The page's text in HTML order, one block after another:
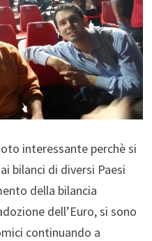
interessante perchè si
bilanci di diversi Paesi
della bilancia
dell’Euro, si sono
continuando a